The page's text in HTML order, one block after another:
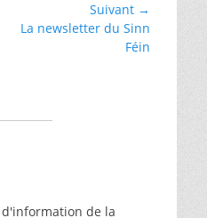
Suivant →
Article
La newsletter du Sinn
Féin
de la